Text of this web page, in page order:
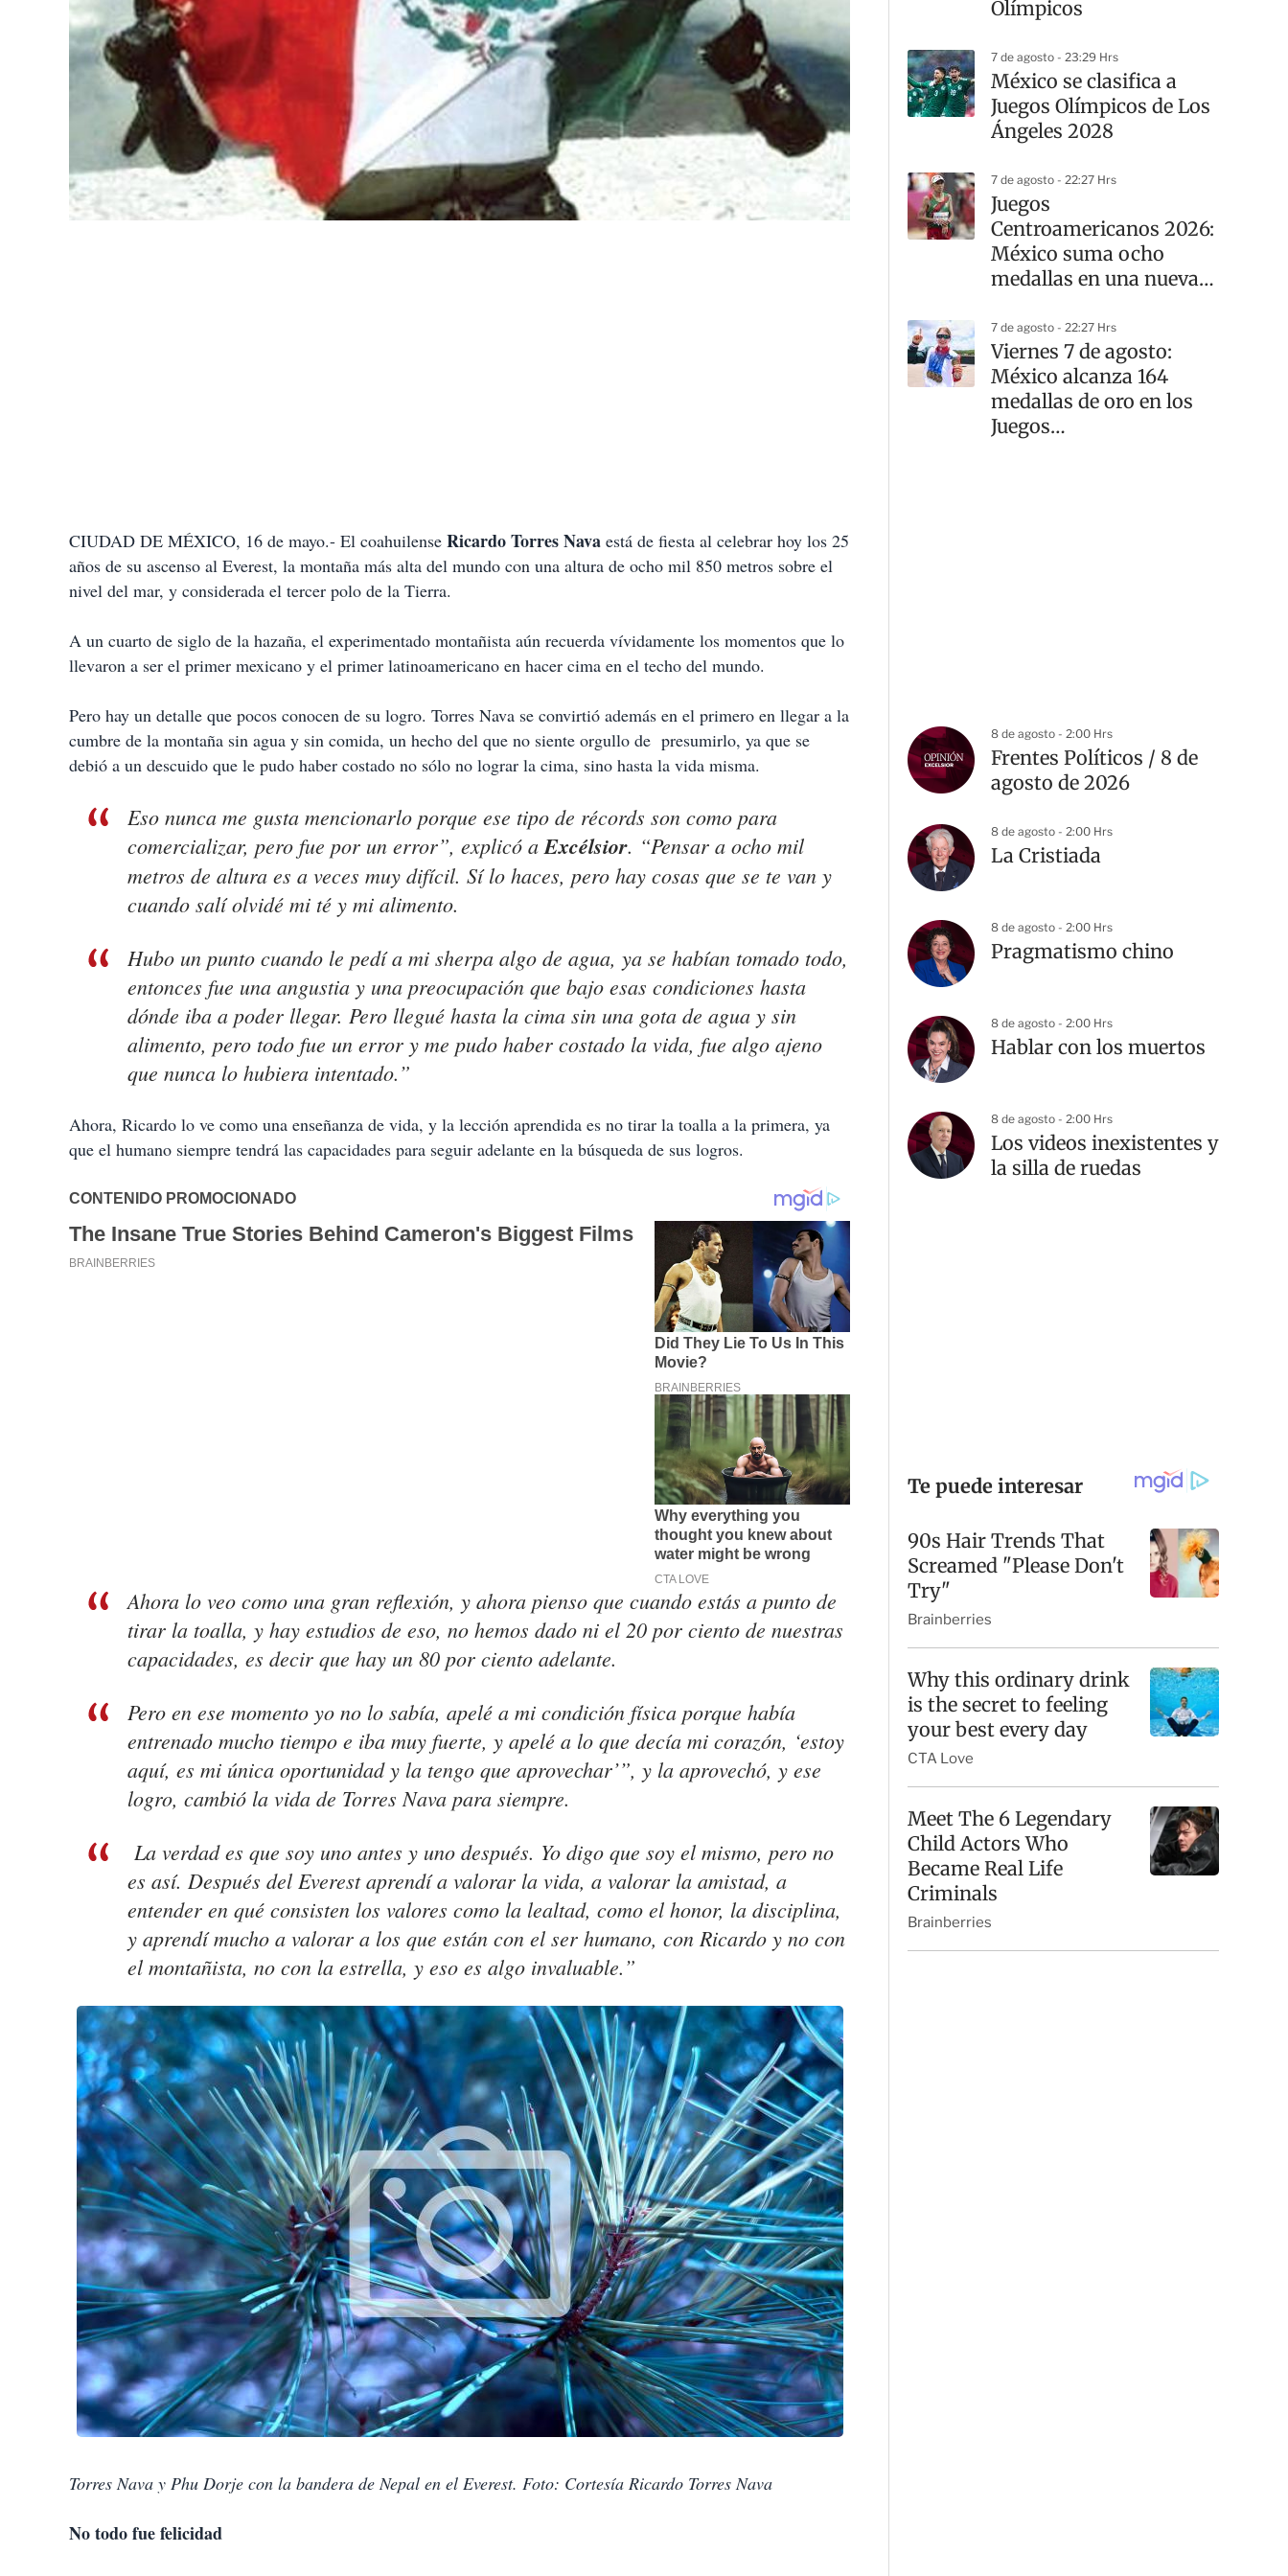
CIUDAD DE MÉXICO, 16 de mayo.- El coahuilense Ricardo Torres Nava está de fiesta al celebrar hoy los 25
años de su ascenso al Everest, la montaña más alta del mundo con una altura de ocho mil 850 metros sobre el
nivel del mar, y considerada el tercer polo de la Tierra.
A un cuarto de siglo de la hazaña, el experimentado montañista aún recuerda vívidamente los momentos que lo
llevaron a ser el primer mexicano y el primer latinoamericano en hacer cima en el techo del mundo.
Pero hay un detalle que pocos conocen de su logro. Torres Nava se convirtió además en el primero en llegar a la
cumbre de la montaña sin agua y sin comida, un hecho del que no siente orgullo de presumirlo, ya que se
debió a un descuido que le pudo haber costado no sólo no lograr la cima, sino hasta la vida misma.
Eso nunca me gusta mencionarlo porque ese tipo de récords son como para
comercializar, pero fue por un error”, explicó aExcélsior. “Pensar a ocho mil
metros de altura es a veces muy difícil. Sí lo haces, pero hay cosas que se te van y
cuando salí olvidé mi té y mi alimento.
Hubo un punto cuando le pedí a mi sherpa algo de agua, ya se habían tomado todo,
entonces fue una angustia y una preocupación que bajo esas condiciones hasta
dónde iba a poder llegar. Pero llegué hasta la cima sin una gota de agua y sin
alimento, pero todo fue un error y me pudo haber costado la vida, fue algo ajeno
que nunca lo hubiera intentado.”
Ahora, Ricardo lo ve como una enseñanza de vida, y la lección aprendida es no tirar la toalla a la primera, ya
que el humano siempre tendrá las capacidades para seguir adelante en la búsqueda de sus logros.
Ahora lo veo como una gran reflexión, y ahora pienso que cuando estás a punto de
tirar la toalla, y hay estudios de eso, no hemos dado ni el 20 por ciento de nuestras
capacidades, es decir que hay un 80 por ciento adelante.
Pero en ese momento yo no lo sabía, apelé a mi condición física porque había
entrenado mucho tiempo e iba muy fuerte, y apelé a lo que decía mi corazón, ‘estoy
aquí, es mi única oportunidad y la tengo que aprovechar’”, y la aprovechó, y ese
logro, cambió la vida de Torres Nava para siempre.
La verdad es que soy uno antes y uno después. Yo digo que soy el mismo, pero no
es así. Después del Everest aprendí a valorar la vida, a valorar la amistad, a
entender en qué consisten los valores como la lealtad, como el honor, la disciplina,
y aprendí mucho a valorar a los que están con el ser humano, con Ricardo y no con
el montañista, no con la estrella, y eso es algo invaluable.”
Torres Nava y Phu Dorje con la bandera de Nepal en el Everest. Foto: Cortesía Ricardo Torres Nava
No todo fue felicidad
Olímpicos
7 de agosto - 23:29 Hrs
México se clasifica a
Juegos Olímpicos de Los
Ángeles 2028
7 de agosto - 22:27 Hrs
Juegos
Centroamericanos 2026:
México suma ocho
medallas en una nueva
7 de agosto - 22:27 Hrs
Viernes 7 de agosto:
México alcanza 164
medallas de oro en los
Juegos
8 de agosto - 2:00 Hrs
Frentes Políticos / 8 de
agosto de 2026
8 de agosto - 2:00 Hrs
La Cristiada
8 de agosto - 2:00 Hrs
Pragmatismo chino
8 de agosto - 2:00 Hrs
Hablar con los muertos
8 de agosto - 2:00 Hrs
Los videos inexistentes y
la silla de ruedas